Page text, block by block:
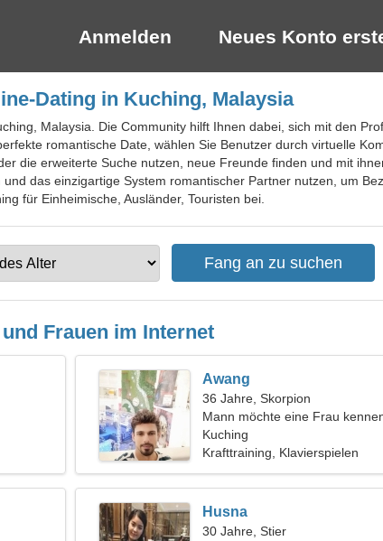
Anmelden Neues Konto
Dating in Kuching, Malaysia
Malaysia. Die Community hilft Ihnen dabei, sich mit den
romantische Date, wählen Sie Benutzer durch virtuelle
die erweiterte Suche nutzen, neue Freunde finden und mit
das einzigartige System romantischer Partner nutzen, um
für Einheimische, Ausländer, Touristen bei.
Frauen im Internet
Awang
36 Jahre, Skorpion
Mann möchte eine Frau
Kuching
Krafttraining, Klavierspielen
Husna
30 Jahre, Stier